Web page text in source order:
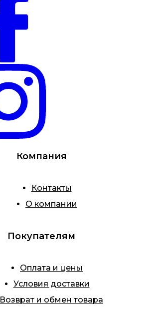
Компания
Контакты
О компании
Покупателям
Оплата и цены
Условия доставки
Возврат и обмен товара